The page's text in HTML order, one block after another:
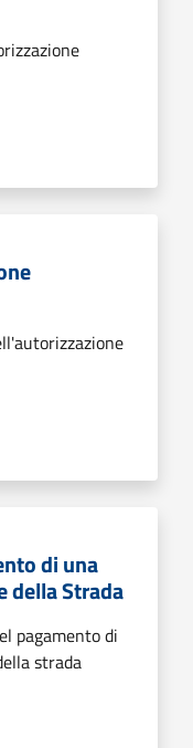
di una
della Strada
pagamento di
strada